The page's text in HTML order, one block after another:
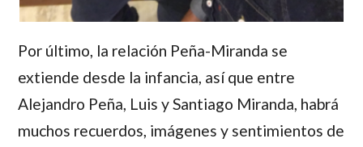
Por último, la relación Peña-Miranda se
extiende desde la infancia, así que entre
Alejandro Peña, Luis ySantiago Miranda, habrá
muchos recuerdos, imágenes y sentimientos de